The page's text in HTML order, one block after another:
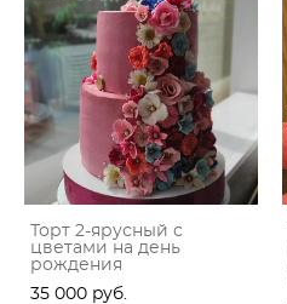
Торт 2-ярусный с
цветами на день
рождения
35 000 pуб.